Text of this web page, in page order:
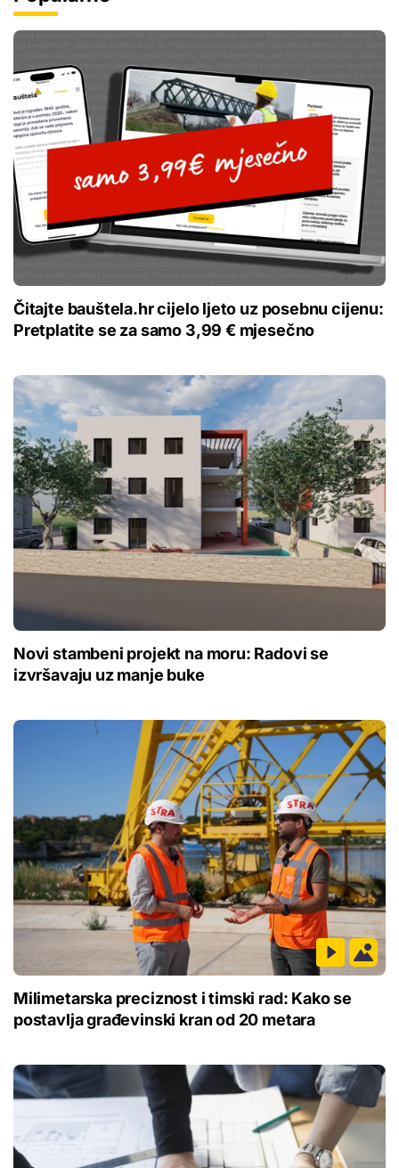
Čitajte bauštela.hr cijelo ljeto uz posebnu cijenu:
Pretplatite se za samo 3,99 € mjesečno
Novi stambeni projekt na moru: Radovi se
izvršavaju uz manje buke
Milimetarska preciznost i timski rad: Kako se
postavlja građevinski kran od 20 metara